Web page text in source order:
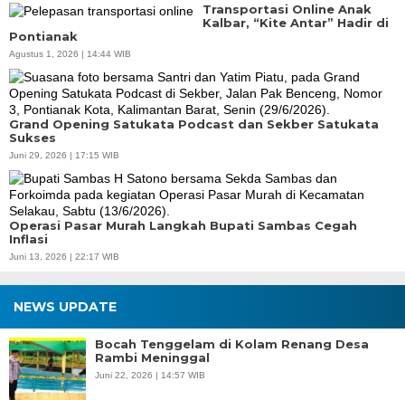
Transportasi Online Anak
Kalbar, “Kite Antar” Hadir di
Pontianak
Agustus 1, 2026 | 14:44 WIB
Grand Opening Satukata Podcast dan Sekber Satukata
Sukses
Juni 29, 2026 | 17:15 WIB
Operasi Pasar Murah Langkah Bupati Sambas Cegah
Inflasi
Juni 13, 2026 | 22:17 WIB
NEWS UPDATE
Bocah Tenggelam di Kolam Renang Desa
Rambi Meninggal
Juni 22, 2026 | 14:57 WIB